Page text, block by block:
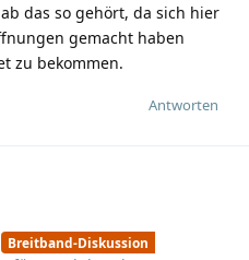
das so gehört, da sich hier
gemacht haben
zu bekommen.
Antworten
Breitband-Diskussion